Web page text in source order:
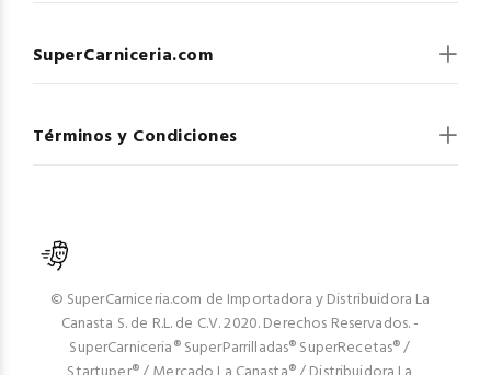
SuperCarniceria.com
Términos y Condiciones
© SuperCarniceria.com de Importadora y Distribuidora La
Canasta S. de R.L. de C.V. 2020. Derechos Reservados. -
SuperCarniceria® SuperParrilladas® SuperRecetas® /